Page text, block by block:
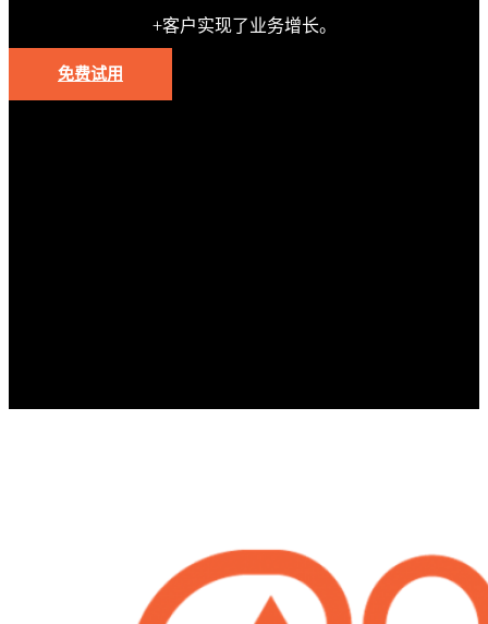
+客户实现了业务增长。
免费试用